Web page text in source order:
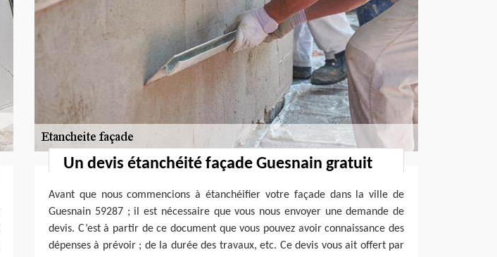
Un devis étanchéité façade Guesnain gratuit
Avant que nous commencions à étanchéifier votre façade dans la ville de
Guesnain 59287 ; il est nécessaire que vous nous envoyer une demande de
devis. C’est à partir de ce document que vous pouvez avoir connaissance des
dépenses à prévoir ; de la durée des travaux, etc. Ce devis vous ait offert par